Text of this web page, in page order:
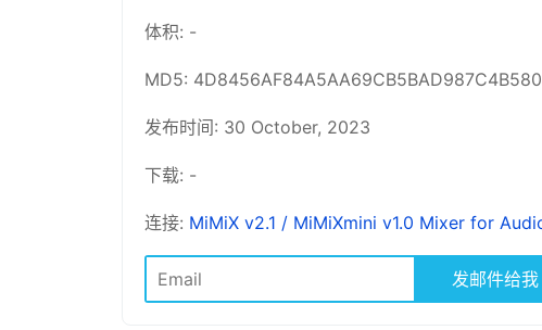
体积: -
MD5:
发布时间: 30 October, 2023
下载: -
连接: MiMiX v2.1 / MiMiXmini v1.0 Mixer for
发邮件给我